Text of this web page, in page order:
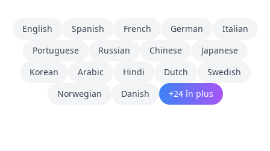
English Spanish French German
Italian
Portuguese
Russian Chinese
Japanese
Korean
Arabic Hindi Dutch
Swedish
Norwegian
Danish +24 în plus